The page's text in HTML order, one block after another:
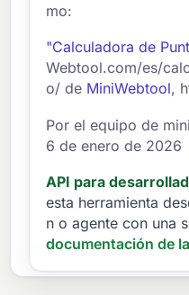
mo:
"Calculadora de
Webtool.com/es/
o/ de MiniWebtool,
Por el equipo de
6 de enero de 2026
API para
esta herramienta
n o agente con una
documentación de